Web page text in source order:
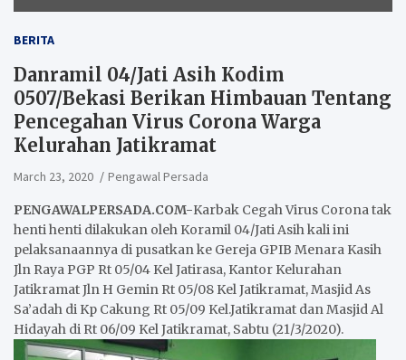
BERITA
Danramil 04/Jati Asih Kodim
0507/Bekasi Berikan Himbauan Tentang
Pencegahan Virus Corona Warga
Kelurahan Jatikramat
March 23, 2020 Pengawal Persada
PENGAWALPERSADA.COM-Karbak Cegah Virus Corona tak
henti henti dilakukan oleh Koramil 04/Jati Asih kali ini
pelaksanaannya di pusatkan ke Gereja GPIB Menara Kasih
Jln Raya PGP Rt 05/04 Kel Jatirasa, Kantor Kelurahan
Jatikramat Jln H Gemin Rt 05/08 Kel Jatikramat, Masjid As
Sa’adah di Kp Cakung Rt 05/09 Kel.Jatikramat dan Masjid Al
Hidayah di Rt 06/09 Kel Jatikramat, Sabtu (21/3/2020).